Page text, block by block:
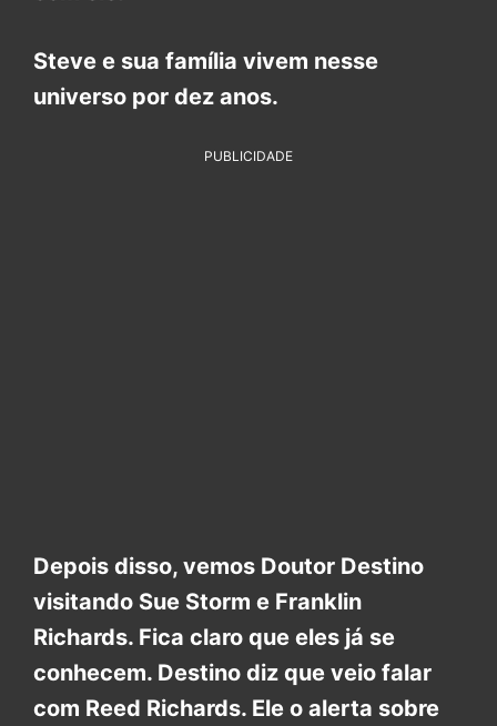
Steve e sua família vivem nesse
universo por dez anos.
PUBLICIDADE
Depois disso, vemos Doutor Destino
visitando Sue Storm e Franklin
Richards. Fica claro que eles já se
conhecem. Destino diz que veio falar
com Reed Richards. Ele o alerta sobre